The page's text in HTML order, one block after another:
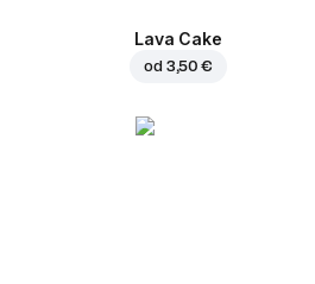
Lava Cake
od 3,50 €